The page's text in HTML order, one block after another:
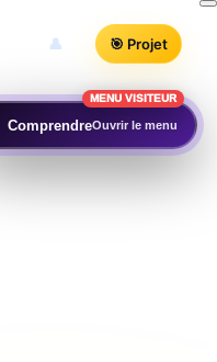
👤 🎯 Projet
MENU VISITEUR
ComprendreOuvrir le menu